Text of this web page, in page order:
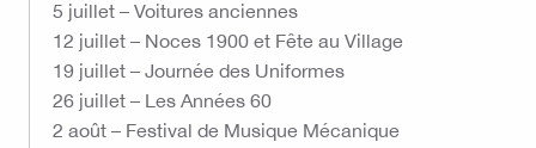
5 juillet – Voitures anciennes
12 juillet – Noces 1900 et Fête au Village
19 juillet – Journée des Uniformes
26 juillet – Les Années 60
2 août – Festival de Musique Mécanique